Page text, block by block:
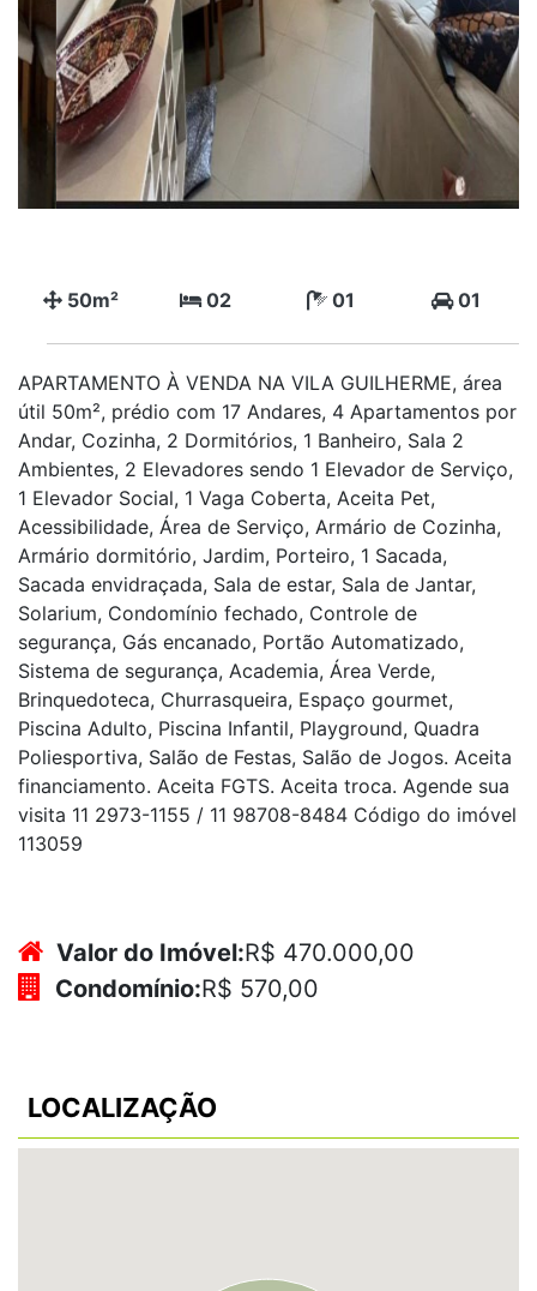
50m² 02 01 01
APARTAMENTO À VENDA NA VILA GUILHERME, área
útil 50m², prédio com 17 Andares, 4 Apartamentos por
Andar, Cozinha, 2 Dormitórios, 1 Banheiro, Sala 2
Ambientes, 2 Elevadores sendo 1 Elevador de Serviço,
1 Elevador Social, 1 Vaga Coberta, Aceita Pet,
Acessibilidade, Área de Serviço, Armário de Cozinha,
Armário dormitório, Jardim, Porteiro, 1 Sacada,
Sacada envidraçada, Sala de estar, Sala de Jantar,
Solarium, Condomínio fechado, Controle de
segurança, Gás encanado, Portão Automatizado,
Sistema de segurança, Academia, Área Verde,
Brinquedoteca, Churrasqueira, Espaço gourmet,
Piscina Adulto, Piscina Infantil, Playground, Quadra
Poliesportiva, Salão de Festas, Salão de Jogos. Aceita
financiamento. Aceita FGTS. Aceita troca. Agende sua
visita 11 2973-1155 / 11 98708-8484 Código do imóvel
113059
Valor do Imóvel:R$ 470.000,00
Condomínio:R$ 570,00
LOCALIZAÇÃO